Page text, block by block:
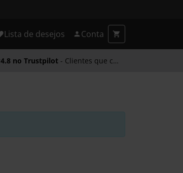
Lista de desejos Conta
4.8 no Trustpilot - Clientes que confiam em nós